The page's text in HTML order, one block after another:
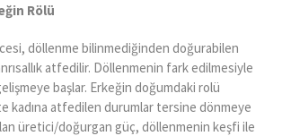
Rölü
döllenme bilinmediğinden doğurabilen
atfedilir. Döllenmenin fark edilmesiyle
başlar. Erkeğin doğumdaki rolü
kadına atfedilen durumlar tersine dönmeye
üretici/doğurgan güç, döllenmenin keşfi ile